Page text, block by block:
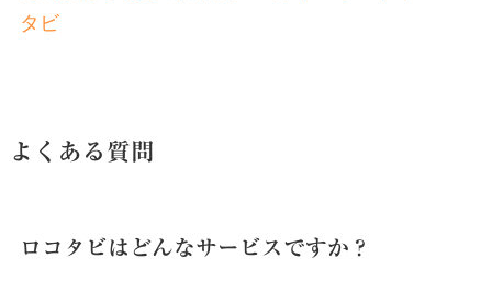
タビ
よくある質問
ロコタビはどんなサービスですか？